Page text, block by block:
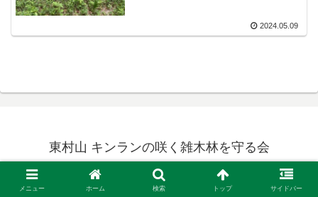
2024.05.09
東村山 キンランの咲く雑木林を守る会
© 2023 東村山 キンランの咲く雑木林を守る会.
メニュー ホーム 検索 トップ サイドバー